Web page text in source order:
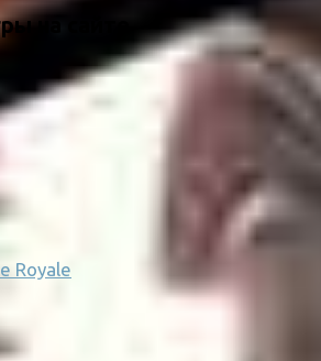
на сайте
Royale